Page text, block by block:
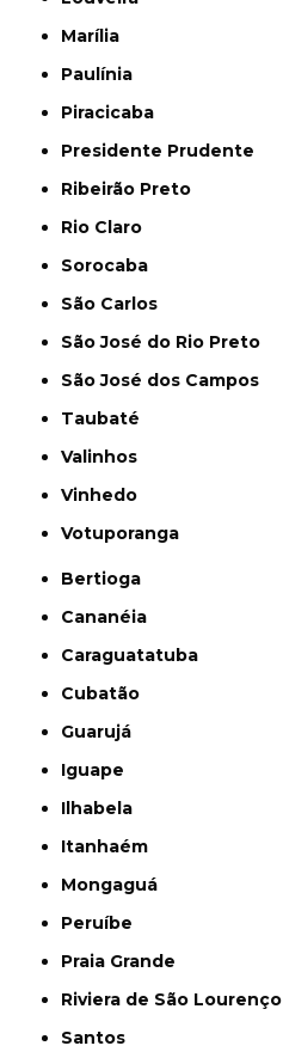
Marília
Paulínia
Piracicaba
Presidente Prudente
Ribeirão Preto
Rio Claro
Sorocaba
São Carlos
São José do Rio Preto
São José dos Campos
Taubaté
Valinhos
Vinhedo
Votuporanga
Bertioga
Cananéia
Caraguatatuba
Cubatão
Guarujá
Iguape
Ilhabela
Itanhaém
Mongaguá
Peruíbe
Praia Grande
Riviera de São Lourenço
Santos